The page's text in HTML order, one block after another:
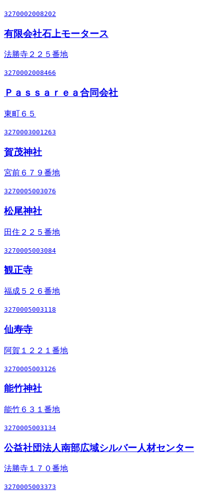
3270002008202
有限会社石上モータース
法勝寺２２５番地
3270002008466
Ｐａｓｓａｒｅａ合同会社
東町６５
3270003001263
賀茂神社
宮前６７９番地
3270005003076
松尾神社
田住２２５番地
3270005003084
観正寺
福成５２６番地
3270005003118
仙寿寺
阿賀１２２１番地
3270005003126
能竹神社
能竹６３１番地
3270005003134
公益社団法人南部広域シルバー人材センター
法勝寺１７０番地
3270005003373